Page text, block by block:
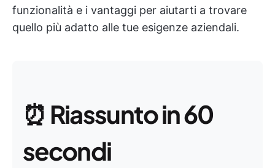
funzionalità e i vantaggi per aiutarti a trovare
quello più adatto alle tue esigenze aziendali.
⏰ Riassunto in 60
secondi